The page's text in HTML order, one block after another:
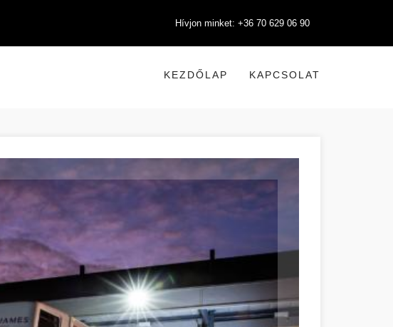
Hívjon minket: +36 70 629 06 90
KEZDŐLAP KAPCSOLAT